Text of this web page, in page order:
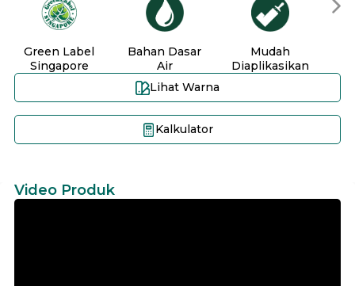
Green Label
Singapore
Bahan Dasar
Air
Mudah
Diaplikasikan
Lihat Warna
Kalkulator
Video Produk